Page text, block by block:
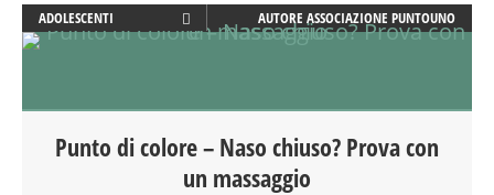
ADOLESCENTI
ADULTI
FAMIGLIA
AUTORE ASSOCIAZIONE PUNTOUNO
Punto di colore – Naso chiuso? Prova con
un massaggio